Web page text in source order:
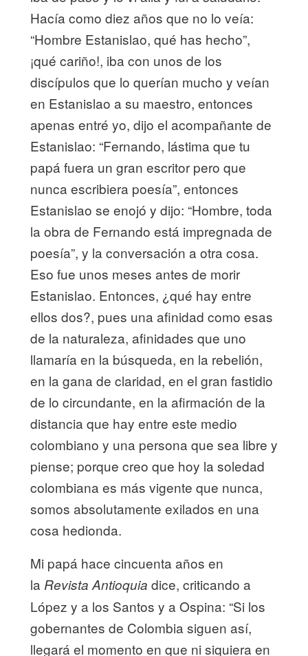
Hacía como diez años que no lo veía:
“Hombre Estanislao, qué has hecho”,
¡qué cariño!, iba con unos de los
discípulos que lo querían mucho y veían
en Estanislao a su maestro, entonces
apenas entré yo, dijo el acompañante de
Estanislao: “Fernando, lástima que tu
papá fuera un gran escritor pero que
nunca escribiera poesía”, entonces
Estanislao se enojó y dijo: “Hombre, toda
la obra de Fernando está impregnada de
poesía”, y la conversación a otra cosa.
Eso fue unos meses antes de morir
Estanislao. Entonces, ¿qué hay entre
ellos dos?, pues una afinidad como esas
de la naturaleza, afinidades que uno
llamaría en la búsqueda, en la rebelión,
en la gana de claridad, en el gran fastidio
de lo circundante, en la afirmación de la
distancia que hay entre este medio
colombiano y una persona que sea libre y
piense; porque creo que hoy la soledad
colombiana es más vigente que nunca,
somos absolutamente exilados en una
cosa hedionda.
Mi papá hace cincuenta años en
la Revista Antioquia dice, criticando a
López y a los Santos y a Ospina: “Si los
gobernantes de Colombia siguen así,
llegará el momento en que ni siquiera en